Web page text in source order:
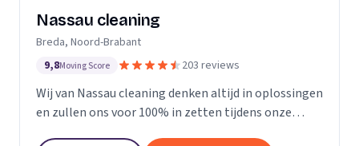
Nassau cleaning
Breda, Noord-Brabant
9,8Moving Score 203 reviews
Wij van Nassau cleaning denken altijd in oplossingen
en zullen ons voor 100% in zetten tijdens onze